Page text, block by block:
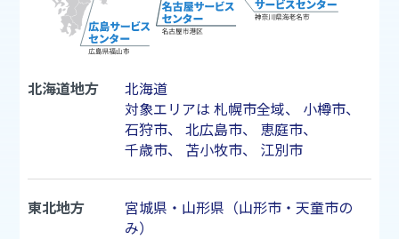
北海道地方
北海道
対象エリアは 札幌市全域、 小樽市、
石狩市、 北広島市、 恵庭市、
千歳市、 苫小牧市、 江別市
東北地方
宮城県・山形県（山形市・天童市の
み）